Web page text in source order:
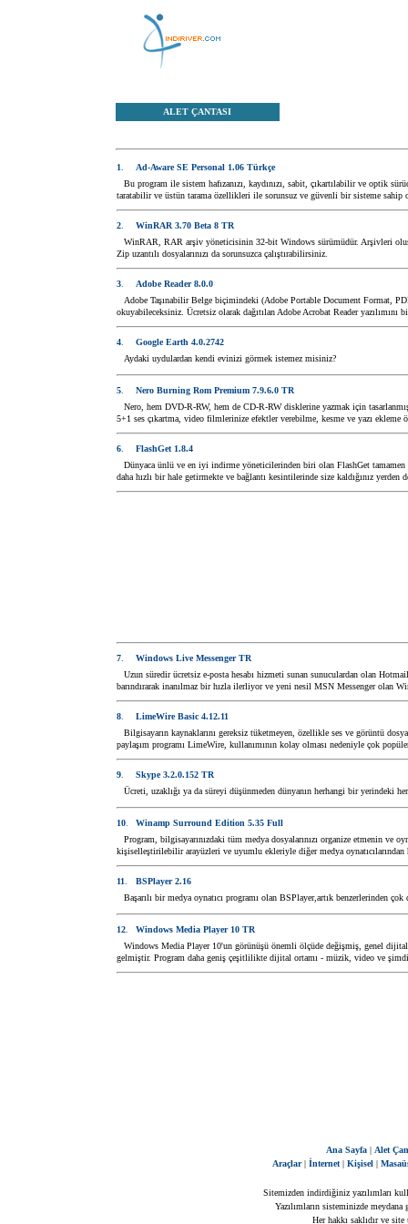
ALET ÇANTASI
1
Ad-Aware SE Personal 1.06 Türkçe
Bu program ile sistem hafızanızı, kaydınızı, sabit, çıkartılabilir ve optik
taratabilir ve üstün tarama özellikleri ile sorunsuz ve güvenli bir sisteme sahip
2.
WinRAR 3.70 Beta 8 TR
WinRAR, RAR arşiv yöneticisinin 32-bit Windows sürümüdür. Arşivleri
Zip uzantılı dosyalarınızı da sorunsuzca çalıştırabilirsiniz.
3.
Adobe Reader 8.0.0
Adobe Taşınabilir Belge biçimindeki (Adobe Portable Document Format,
okuyabileceksiniz. Ücretsiz olarak dağıtılan Adobe Acrobat Reader
4.
Google Earth 4.0.2742
Aydaki uydulardan kendi evinizi görmek istemez misiniz?
5.
Nero Burning Rom Premium 7.9.6.0 TR
Nero, hem DVD-R-RW, hem de CD-R-RW disklerine yazmak için
5+1 ses çıkartma, video filmlerinize efektler verebilme, kesme ve yazı
6.
FlashGet 1.8.4
Dünyaca ünlü ve en iyi indirme yöneticilerinden biri olan FlashGet
daha hızlı bir hale getirmekte ve bağlantı kesintilerinde size kaldığınız yerden
7.
Windows Live Messenger TR
Uzun süredir ücretsiz e-posta hesabı hizmeti sunan sunuculardan olan
barındırarak inanılmaz bir hızla ilerliyor ve yeni nesil MSN Messenger olan
8.
LimeWire Basic 4.12.11
Bilgisayarın kaynaklarını gereksiz tüketmeyen, özellikle ses ve görüntü
paylaşım programı LimeWire, kullanımının kolay olması nedeniyle çok
9.
Skype 3.2.0.152 TR
Ücreti, uzaklığı ya da süreyi düşünmeden dünyanın herhangi bir yerindeki
10.
Winamp Surround Edition 5.35 Full
Program, bilgisayarınızdaki tüm medya dosyalarınızı organize etmenin ve
kişiselleştirilebilir arayüzleri ve uyumlu ekleriyle diğer medya
11
BSPlayer 2.16
Başarılı bir medya oynatıcı programı olan BSPlayer,artık benzerlerinden çok
12.
Windows Media Player 10 TR
Windows Media Player 10'un görünüşü önemli ölçüde değişmiş, genel
gelmiştir. Program daha geniş çeşitlilikte dijital ortamı - müzik, video ve
Ana Sayfa| Alet
Araçlar| İnternet| Kişisel|
Sitemizden indirdiğiniz yazılımları
Yazılımların sisteminizde
Her hakkı saklıdır ve